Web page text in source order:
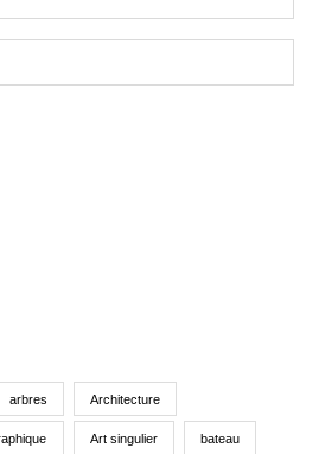
arbres Architecture
Art singulier bateau